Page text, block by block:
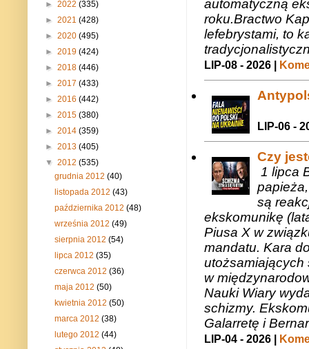
automatyczną
roku.Bractwo
lefebrystami, to
LIP-08 - 2026 |
LIP-06 -
Czy
1 lipca
są
ekskomunikę
Piusa X w
mandatu. Kara
utożsamiających
w
Nauki Wiary
schizmy.
Galarretę i
LIP-04 - 2026 |
► 2022 (335)
► 2021 (428)
► 2020 (495)
► 2019 (424)
► 2018 (446)
► 2017 (433)
► 2016 (442)
► 2015 (380)
► 2014 (359)
► 2013 (405)
▼ 2012 (535)
grudnia 2012(40)
listopada 2012(43)
października 2012(48)
września 2012(49)
sierpnia 2012(54)
lipca 2012(35)
czerwca 2012(36)
maja 2012(50)
kwietnia 2012(50)
marca 2012(38)
lutego 2012(44)